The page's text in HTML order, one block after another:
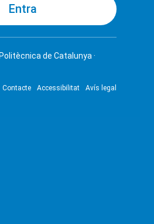
de Catalunya ·
Contacte Accessibilitat Avís legal